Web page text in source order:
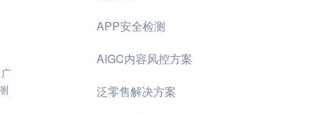
控
APP安全检测
AIGC内容风控方案
泛零售解决方案